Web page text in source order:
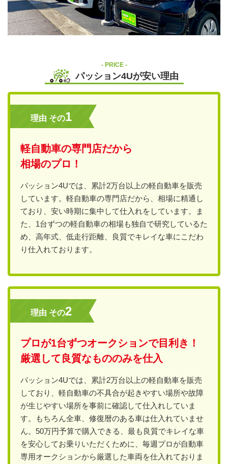
パッション4Uが安い理由
PRICE
理由 その1
軽自動車の専門店だから
相場のプロ！
パッション4Uでは、累計2万台以上の軽自動車を販売
しています。軽自動車の専門店だから、相場に精通し
ており、安い時期に集中して仕入れをしています。ま
た、1台ずつの軽自動車の相場も独自で研究しているた
め、高年式、低走行距離、良質でキレイな車にこだわ
り仕入れております。
理由 その2
プロが1台ずつオークションで目利き！
厳選して良質なもののみを仕入
パッション4Uでは、累計2万台以上の軽自動車を販売
しており、軽自動車の不具合が起きやすい場所や故障
が生じやすい場所を事前に確認して仕入れしていま
す。もちろん全車、修復暦のある車は仕入れていませ
ん。50万円予算で購入できる、最も良質でキレイな車
を安心してお乗りいただくために、毎週プロが自動車
専用オークションから厳選した車両を仕入れておりま